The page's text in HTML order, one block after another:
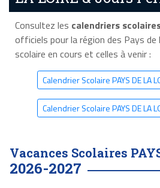
Consultez les calendriers
officiels pour la région des Pays de
scolaire en cours et celles à venir :
Calendrier Scolaire PAYS DE LA
Calendrier Scolaire PAYS DE LA
Vacances Scolaires
2026-2027